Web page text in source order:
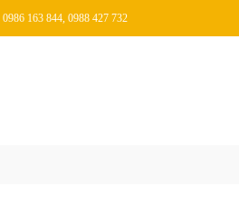
163 844, 0988 427 732